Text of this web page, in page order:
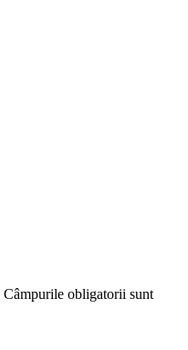
Câmpurile obligatorii sunt